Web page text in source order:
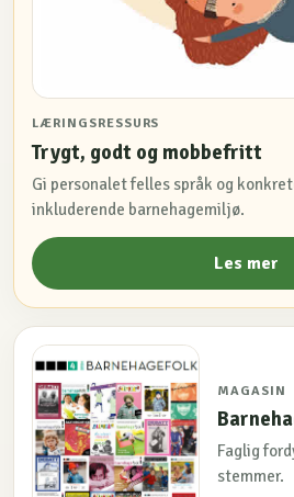
LÆRINGSRESSURS
Trygt, godt og mobbefritt
Gi personalet felles språk og
inkluderende barnehagemiljø.
Les mer
MAGASIN
Faglig
stemmer.